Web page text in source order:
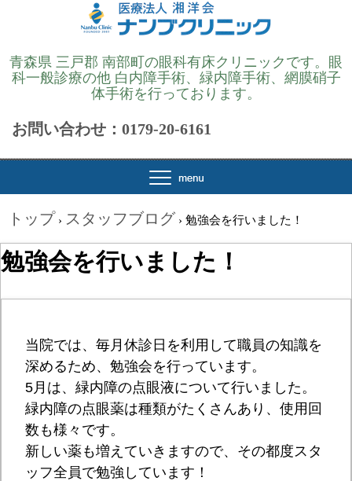
青森県 三戸郡 南部町の眼科有床クリニックです。眼
科一般診療の他 白内障手術、緑内障手術、網膜硝子
体手術を行っております。
お問い合わせ：0179-20-6161
トップ › スタッフブログ › 勉強会を行いました！
勉強会を行いました！
当院では、毎月休診日を利用して職員の知識を
深めるため、勉強会を行っています。
5月は、緑内障の点眼液について行いました。
緑内障の点眼薬は種類がたくさんあり、使用回
数も様々です。
新しい薬も増えていきますので、その都度スタ
ッフ全員で勉強しています！